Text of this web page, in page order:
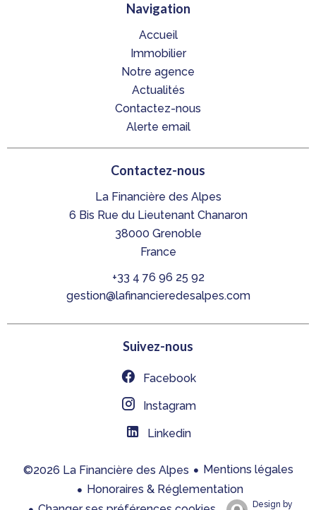
Navigation
Accueil
Immobilier
Notre agence
Actualités
Contactez-nous
Alerte email
Contactez-nous
La Financière des Alpes
6 Bis Rue du Lieutenant Chanaron
38000 Grenoble
France
+33 4 76 96 25 92
gestion@lafinancieredesalpes.com
Suivez-nous
Facebook
Instagram
Linkedin
©2026 La Financière des Alpes
Mentions légales
Honoraires & Réglementation
Design by